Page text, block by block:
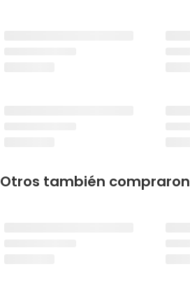
Otros también compraron